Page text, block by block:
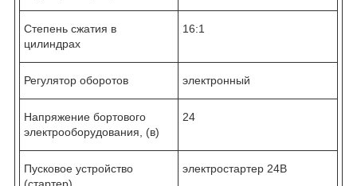
Степень сжатия в
цилиндрах
16:1
Регулятор оборотов электронный
Напряжение бортового
электрооборудования, (в)
24
Пусковое устройство
(стартер)
электростартер 24В